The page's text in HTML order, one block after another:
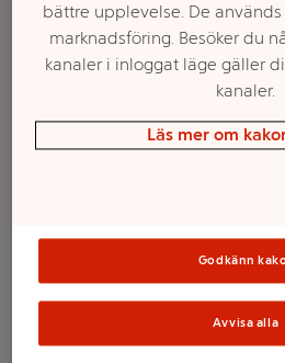
Filter
Mer info
bättre upplevelse. De
marknadsföring. Besöker du
kanaler i inloggat läge gäller
kanaler.
Läs mer om
Godkänn
Avvisa alla